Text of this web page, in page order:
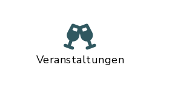
Veranstaltungen